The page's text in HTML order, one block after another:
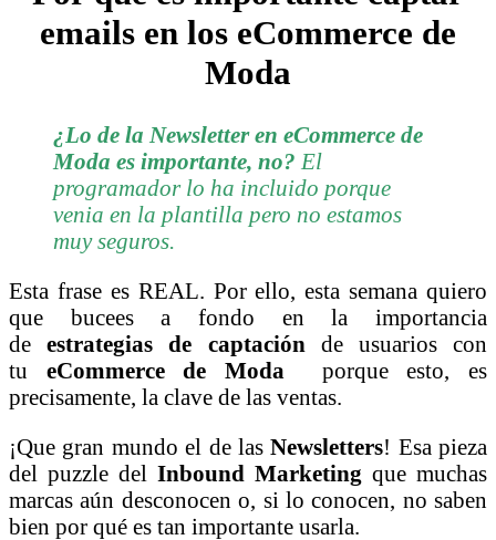
emails en los eCommerce de
Moda
¿Lo de la Newsletter en eCommerce de
Moda es importante, no? El
programador lo ha incluido porque
venia en la plantilla pero no estamos
muy seguros.
Esta frase es REAL. Por ello, esta semana quiero
que bucees a fondo en la importancia
deestrategias de captación de usuarios con
tu eCommerce de Moda
porque esto, es
precisamente, la clave de las ventas.
¡Que gran mundo el de lasNewsletters! Esa pieza
del puzzle del Inbound Marketing que muchas
marcas aún desconocen o, si lo conocen, no saben
bien por qué es tan importante usarla.